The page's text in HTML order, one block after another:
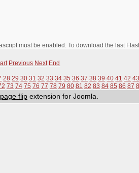
must be enabled. To download the last
Previous Next End
28 29 30 31 32 33 34 35 36 37 38 39 40 41 42 43
73 74 75 76 77 78 79 80 81 82 83 84 85 86 87
page flipextension for Joomla.